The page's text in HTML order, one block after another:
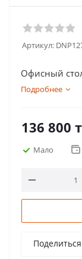
Артикул:
Офисный
Подробнее
136 800
Мало
Поделиться